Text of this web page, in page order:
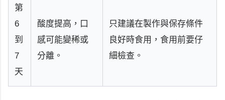
第
6
到
7
天
酸度提高，口
感可能變稀或
分離。
只建議在製作與保存條件
良好時食用，食用前要仔
細檢查。